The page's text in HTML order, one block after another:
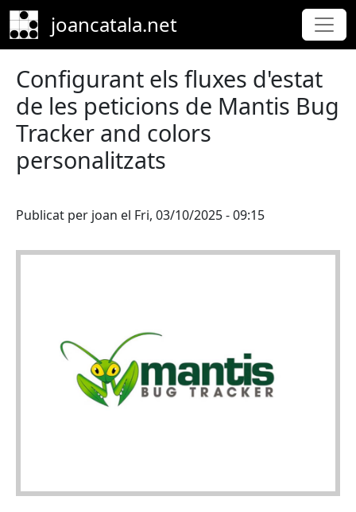
Skip to main content
joancatala.net
Configurant els fluxes d'estat
de les peticions de Mantis Bug
Tracker and colors
personalitzats
Publicat per joan el Fri, 03/10/2025 - 09:15